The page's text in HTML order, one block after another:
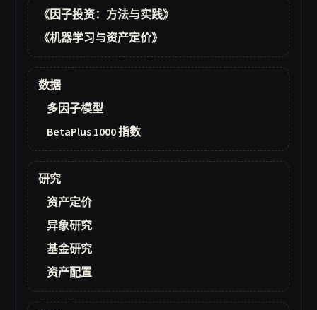
《因子投资：方法与实践》
《机器学习与资产定价》
数据
多因子模型
BetaPlus 1000 指数
研究
资产定价
异象研究
基金研究
资产配置